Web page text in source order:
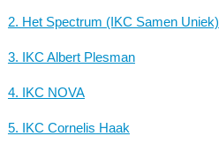
2. Het Spectrum (IKC Samen Uniek)
3. IKC Albert Plesman
4. IKC NOVA
5. IKC Cornelis Haak